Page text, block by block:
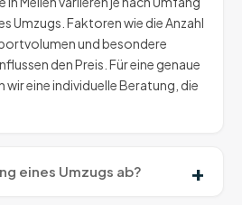
Umzugs. Faktoren wie die Anzahl
und besondere
den Preis. Für eine genaue
eine individuelle Beratung, die
eines Umzugs ab?